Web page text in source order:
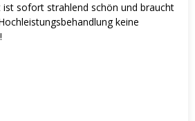
ist sofort strahlend schön und braucht
keine